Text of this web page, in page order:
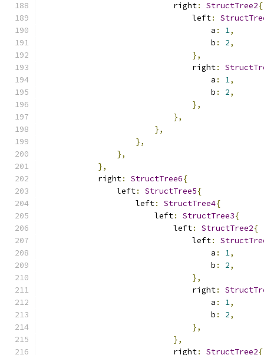
                            right
: StructTree2{
                                left
:
                                    a
: 1,
                                    b
: 2,
},
                                right
:
                                    a
: 1,
                                    b
: 2,
},
},
},
},
},
},
            right
: StructTree6{
                left
: StructTree5{
                    left
: StructTree4{
                        left
: StructTree3{
                            left
: StructTree2{
                                left
:
                                    a
: 1,
                                    b
: 2,
},
                                right
:
                                    a
: 1,
                                    b
: 2,
},
},
                            right
: StructTree2{